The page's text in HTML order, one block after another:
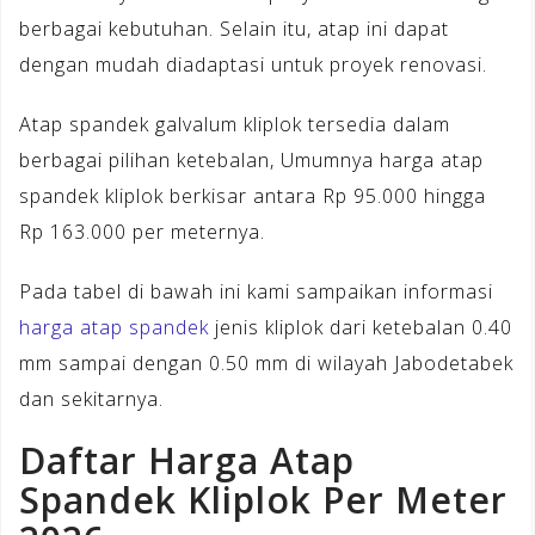
berbagai kebutuhan. Selain itu, atap ini dapat
dengan mudah diadaptasi untuk proyek renovasi.
Atap spandek galvalum kliplok tersedia dalam
berbagai pilihan ketebalan, Umumnya harga atap
spandek kliplok berkisar antara Rp 95.000 hingga
Rp 163.000 per meternya.
Pada tabel di bawah ini kami sampaikan informasi
harga atap spandek jenis kliplok dari ketebalan 0.40
mm sampai dengan 0.50 mm di wilayah Jabodetabek
dan sekitarnya.
Daftar Harga Atap
Spandek Kliplok Per Meter